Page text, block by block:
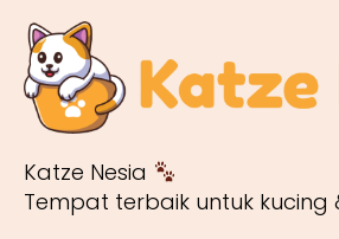
Katze Nesia
Tempat terbaik untuk kucing